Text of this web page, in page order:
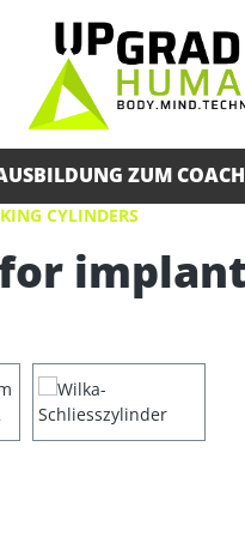
ZUM COACH
CYLINDERS